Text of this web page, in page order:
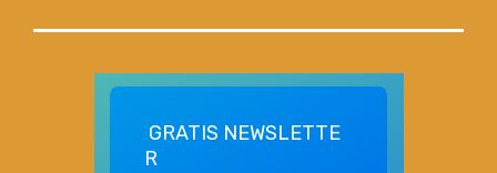
GRATIS NEWSLETTE
R